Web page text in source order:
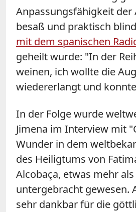
Anpassungsfähigkeit der
besaß und praktisch
mit dem spanischen
geheilt wurde: "In der
weinen, ich wollte die
wiedererlangt und
In der Folge wurde
Jimena im Interview mit
Wunder in dem
des Heiligtums von
Alcobaça, etwas mehr
untergebracht gewesen.
sehr dankbar für die